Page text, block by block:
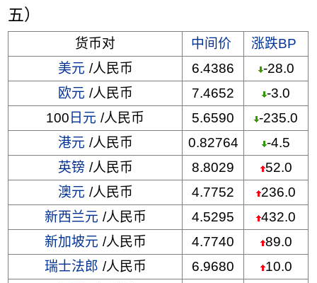
五）
货币对 中间价
涨跌BP
美元 /人民币 6.4386
-28.0
欧元 /人民币 7.4652
-3.0
100 日元 /人民币 5.6590
-235.0
港元 /人民币 0.82764
-4.5
英镑 /人民币 8.8029
52.0
澳元 /人民币 4.7752
236.0
新西兰元 /人民币 4.5295
432.0
新加坡元 /人民币 4.7740
89.0
瑞士法郎 /人民币 6.9680
10.0